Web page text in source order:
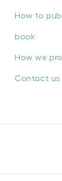
How to
book
How we
Contact us